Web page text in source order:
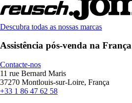
Descubra todas as nossas marcas
Assistência pós-venda na França
Contacte-nos
11 rue Bernard Maris
37270 Montlouis-sur-Loire, França
+33 1 86 47 62 58